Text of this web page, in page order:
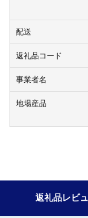
配送
返礼品コード
事業者名
地場産品
返礼品レビ